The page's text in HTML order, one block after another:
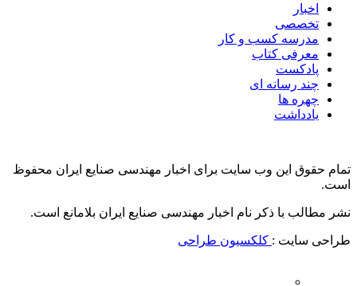
اخبار
تخصصی
مدرسه کسب و کار
معرفی کتاب
پادکست
چند رسانه ای
چهره ها
یادداشت
تمام حقوق این وب سایت برای اخبار مهندسی صنایع ایران محفوظ
است.
نشر مطالب با ذکر نام اخبار مهندسی صنایع ایران بلامانع است.
طراحی سایت : کلکسیون طراحی